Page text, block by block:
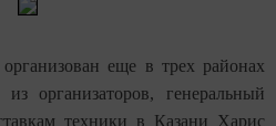
еще в трех районах
организаторов, генеральный
техники в Казани Харис